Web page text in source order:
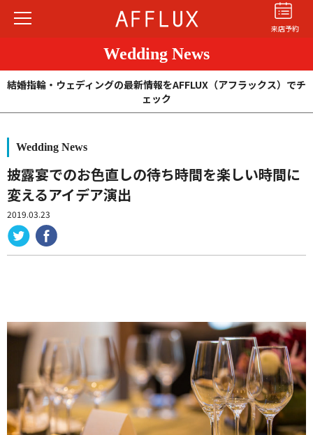
来店予約
セットリング
商品カテゴリ
ショップ
AFFLUXについて
クオリティ
AFFLUXダイヤモンド
サービス
お役立ち記事
フェア・ニュース
ブログ・お客様の声
Wedding News
結婚指輪・ウェディングの最新情報をAFFLUX（アフラックス）でチ
ェック
Wedding News
披露宴でのお色直しの待ち時間を楽しい時間に
変えるアイデア演出
2019.03.23